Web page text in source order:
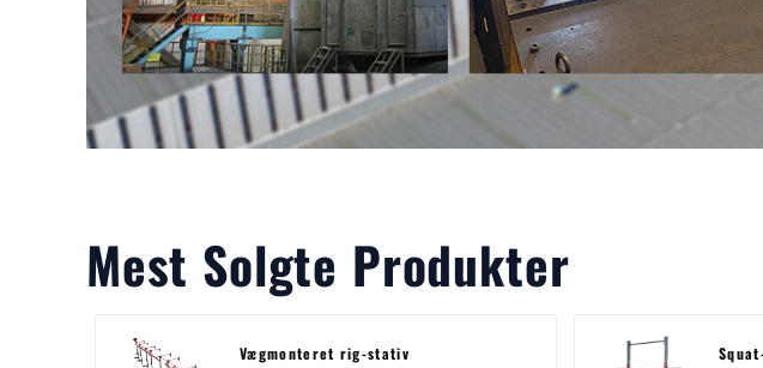
Mest Solgte Produkter
Vægmonteret rig-stativ